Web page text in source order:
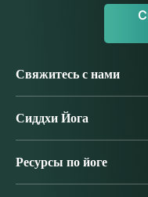
Свяжитесь с нами
Сиддхи Йога
Ресурсы по йоге